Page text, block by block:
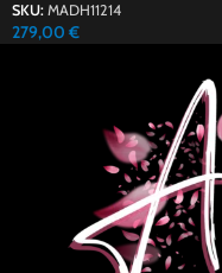
SKU: MADH11214
279,00 €